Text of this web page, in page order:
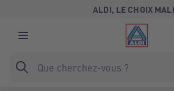
ALDI, LE CHOIX